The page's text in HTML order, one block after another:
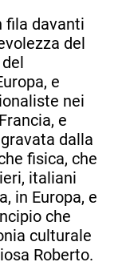
fila davanti
del
e
nei
e
dalla
fisica, che
italiani
in Europa, e
che
culturale
Roberto.